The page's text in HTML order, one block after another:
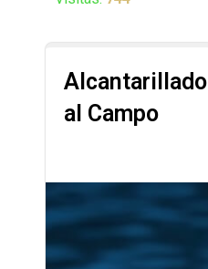
Alcantarillado
al Campo